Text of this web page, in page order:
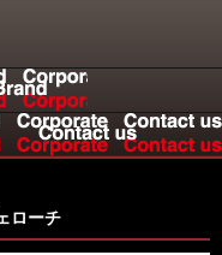
ローチ